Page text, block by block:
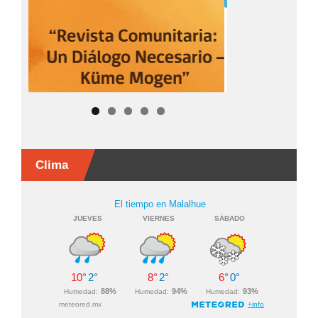
Clima